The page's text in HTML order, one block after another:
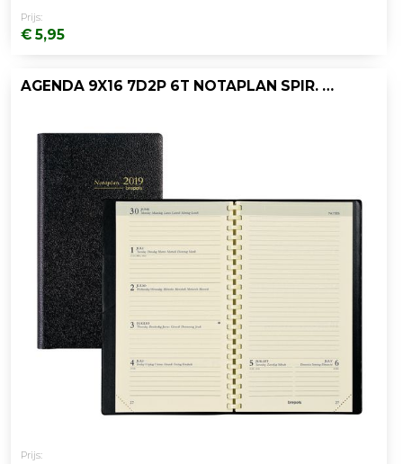
Prijs:
€ 5,95
AGENDA 9X16 7D2P 6T NOTAPLAN SPIR. ZWART
Prijs: